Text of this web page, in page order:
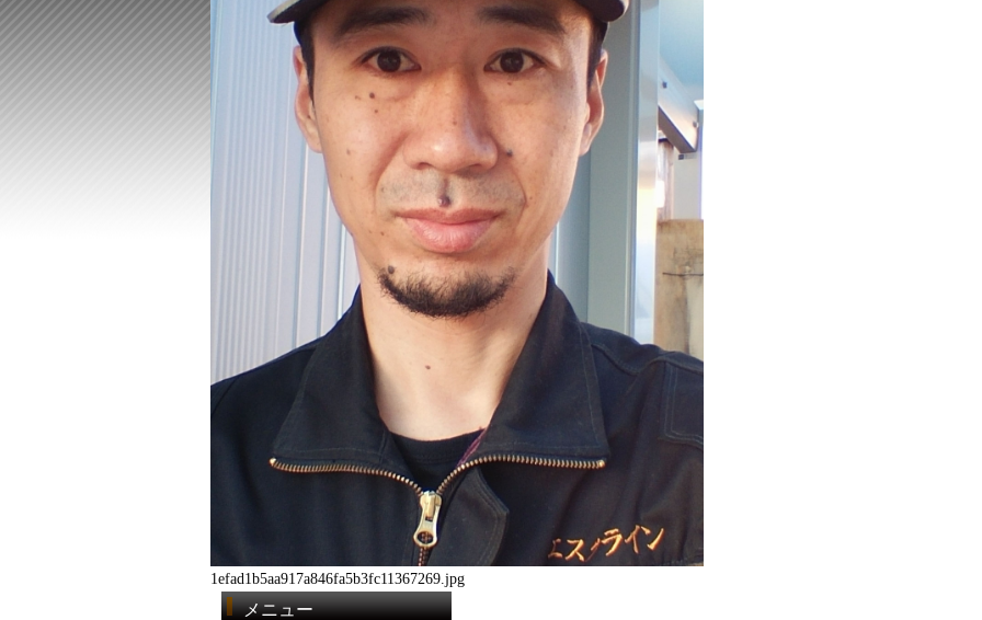
1efad1b5aa917a846fa5b3fc11367269.jpg
メニュー